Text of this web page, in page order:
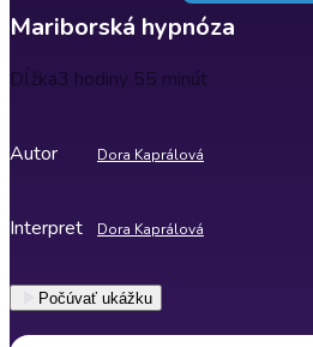
Mariborská hypnóza
Dĺžka3 hodiny 55 minút
Autor Dora Kaprálová
Interpret Dora Kaprálová
Počúvať ukážku